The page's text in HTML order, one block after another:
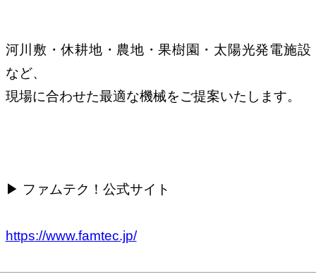
河川敷・休耕地・農地・果樹園・太陽光発電施設
など、
現場に合わせた最適な機械をご提案いたします。
▶ ファムテク！公式サイト
https://www.famtec.jp/